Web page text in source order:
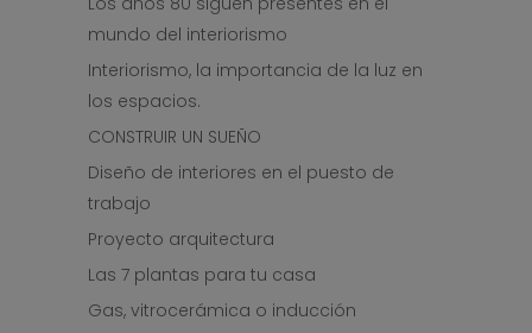
mundo del interiorismo
Interiorismo, la importancia de la luz en
los espacios.
CONSTRUIR UN SUEÑO
Diseño de interiores en el puesto de
trabajo
Proyecto arquitectura
Las 7 plantas para tu casa
Gas, vitrocerámica o inducción